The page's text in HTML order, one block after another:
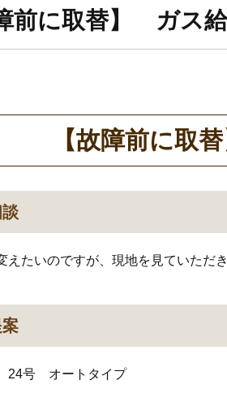
前に取替】 ガス給
【故障前に取
えたいのですが、現地を見ていただ
24号 オートタイプ